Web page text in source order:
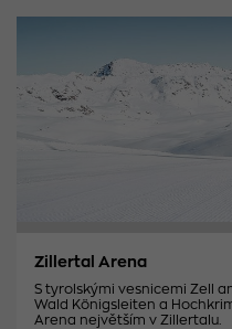
Zillertal Arena
S tyrolskými vesnicemi Zell
Wald Königsleiten a
Arena největším v Zillertalu.